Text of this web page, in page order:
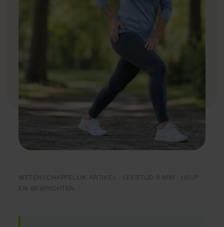
Fascial Manipulation
WETENSCHAPPELIJK ARTIKEL · LEESTIJD 6 MIN · HEUP
EN GEWRICHTEN